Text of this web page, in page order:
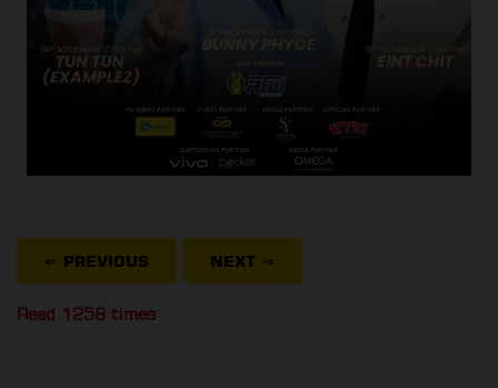
⇐ PREVIOUS NEXT ⇒
Read 1258 times